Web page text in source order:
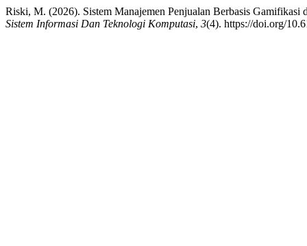
Riski, M. (2026). Sistem Manajemen Penjualan Berbasis
Sistem Informasi Dan Teknologi Komputasi, 3(4). https://doi.org/